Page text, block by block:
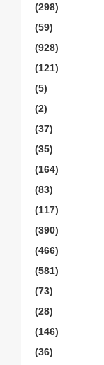
(298)
(59)
(928)
(121)
(5)
(2)
(37)
(35)
(164)
(83)
(117)
(390)
(466)
(581)
(73)
(28)
(146)
(36)